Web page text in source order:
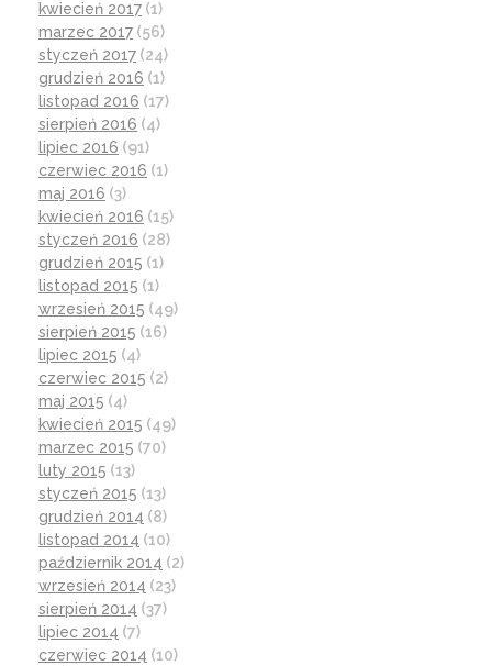
kwiecień 2017 (1)
marzec 2017 (56)
styczeń 2017 (24)
grudzień 2016 (1)
listopad 2016 (17)
sierpień 2016 (4)
lipiec 2016 (91)
czerwiec 2016 (1)
maj 2016 (3)
kwiecień 2016 (15)
styczeń 2016 (28)
grudzień 2015 (1)
listopad 2015 (1)
wrzesień 2015 (49)
sierpień 2015 (16)
lipiec 2015 (4)
czerwiec 2015 (2)
maj 2015 (4)
kwiecień 2015 (49)
marzec 2015 (70)
luty 2015 (13)
styczeń 2015 (13)
grudzień 2014 (8)
listopad 2014 (10)
październik 2014 (2)
wrzesień 2014 (23)
sierpień 2014 (37)
lipiec 2014 (7)
czerwiec 2014 (10)